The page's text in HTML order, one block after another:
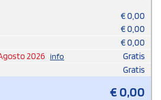
€0,00
€0,00
€0,00
2026 info
Gratis
Gratis
€0,00